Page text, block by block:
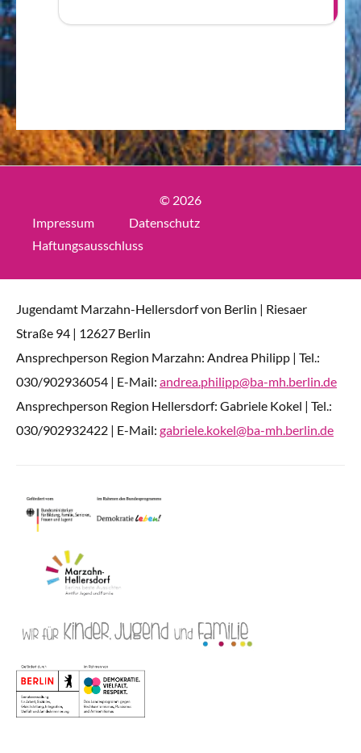
© 2026
Impressum
Datenschutz
Haftungsausschluss
Jugendamt Marzahn-Hellersdorf von Berlin | Riesaer
Straße 94 | 12627 Berlin
Ansprechperson Region Marzahn: Andrea Philipp | Tel.:
030/902936054 | E-Mail: andrea.philipp@ba-mh.berlin.de
Ansprechperson Region Hellersdorf: Gabriele Kokel | Tel.:
030/902932422 | E-Mail: gabriele.kokel@ba-mh.berlin.de